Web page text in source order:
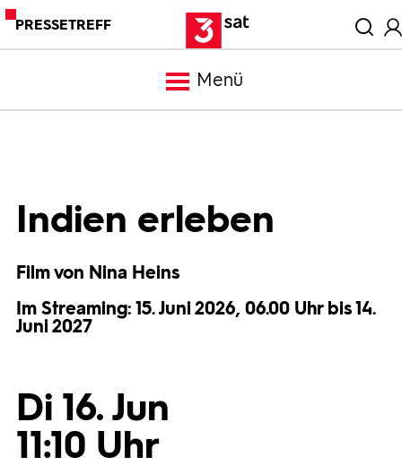
PRESSETREFF
Menü
Trailer
Programmwochen
Indien erleben
Film von Nina Heins
Im Streaming: 15. Juni 2026, 06.00 Uhr bis 14.
Juni 2027
Di 16. Jun
11:10 Uhr